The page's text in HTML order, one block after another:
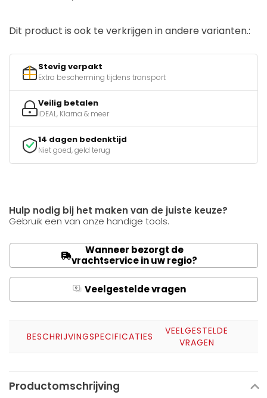
Dit product is ook te verkrijgen in andere varianten.:
Stevig verpakt
Extra bescherming tijdens transport
Veilig betalen
iDEAL, Klarna & meer
14 dagen bedenktijd
Niet goed, geld terug
Hulp nodig bij het maken van de juiste keuze?
Gebruik een van onze handige tools.
Wanneer bezorgt de
vrachtservice in uw regio?
Q Veelgestelde vragen
BESCHRIJVINGSPECIFICATIES
VEELGESTELDE
VRAGEN
Productomschrijving